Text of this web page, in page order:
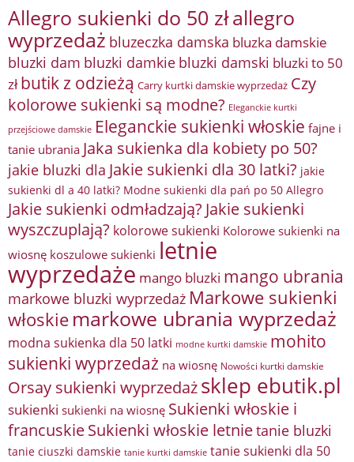
Allegro sukienki do 50 złallegro
wyprzedaż bluzeczka damska bluzka damskie
bluzki dam bluzki damkie bluzki damski bluzki to 50
zł butik z odzieżą Carry kurtki damskie wyprzedaż Czy
kolorowe sukienki są modne? Eleganckie kurtki
przejściowe damskie Eleganckie sukienki włoskie fajne i
tanie ubrania Jaka sukienka dla kobiety po 50?
jakie bluzki dla Jakie sukienki dla 30 latki? jakie
sukienki dl a 40 latki? Modne sukienki dla pań po 50 Allegro
Jakie sukienki odmładzają? Jakie sukienki
wyszczuplają? kolorowe sukienki Kolorowe sukienki na
wiosnę koszulowe sukienki letnie
wyprzedaże mango bluzki mango ubrania
markowe bluzki wyprzedaż Markowe sukienki
włoskie markowe ubrania wyprzedaż
modna sukienka dla 50 latki modne kurtki damskie mohito
sukienki wyprzedaż na wiosnę Nowości kurtki damskie
Orsay sukienki wyprzedażsklep ebutik.pl
sukienki sukienki na wiosnę Sukienki włoskie i
francuskieSukienki włoskie letnietanie bluzki
tanie ciuszki damskie tanie kurtki damskie tanie sukienki dla 50